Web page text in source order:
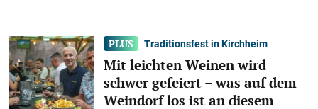
Traditionsfest in Kirchheim
Mit leichten Weinen wird
schwer gefeiert – was auf dem
Weindorf los ist an diesem